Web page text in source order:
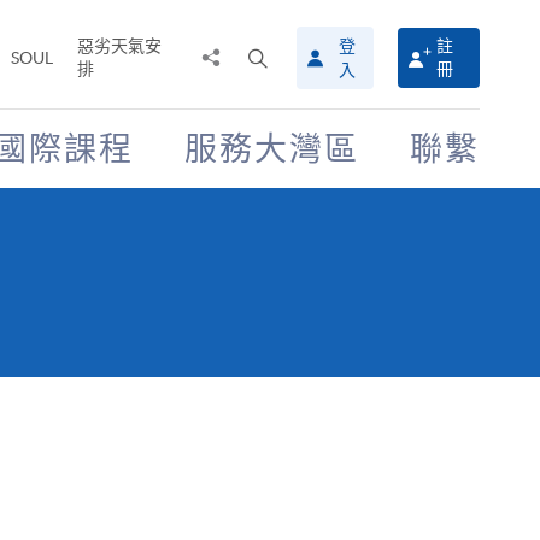
SOUL
惡劣天氣安
排
搜
尋
介
面
登
入
註
冊
際課程 服務大灣區 聯繫